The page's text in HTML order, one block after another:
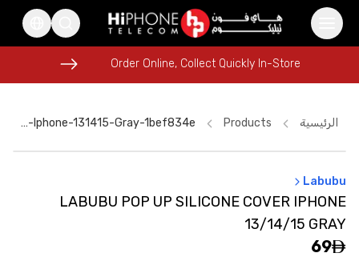
USB-C Cable
iPhone 16 Pro Max
MagSafe Charger
Order Online, Collect Quickly In-Store
iPhone 17 Pro Max HK
Rhode Lipstick
Lightning Cable
Order Online, Collect Quickly In-Store
الرئيسية Products
Labubu-Pop-Up-Silicone-Cover-Iphone-131415-Gray-1bef834e
Labubu
LABUBU POP UP SILICONE COVER IPHONE
13/14/15 GRAY
69